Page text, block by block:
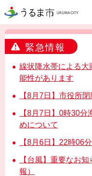
うるま市
緊急情報
線状降水帯による大
能性があります
【8月7日】市役所
【8月7日】0時30
めについて
【8月6日】22時06
【台風】重要なお
報）